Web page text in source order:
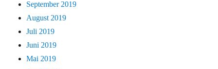
September 2019
August 2019
Juli 2019
Juni 2019
Mai 2019